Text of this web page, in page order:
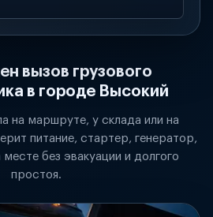
вызов грузового
в городе Высокий
на маршруте, у склада или на
питание, стартер, генератор,
без эвакуации и долгого
простоя.